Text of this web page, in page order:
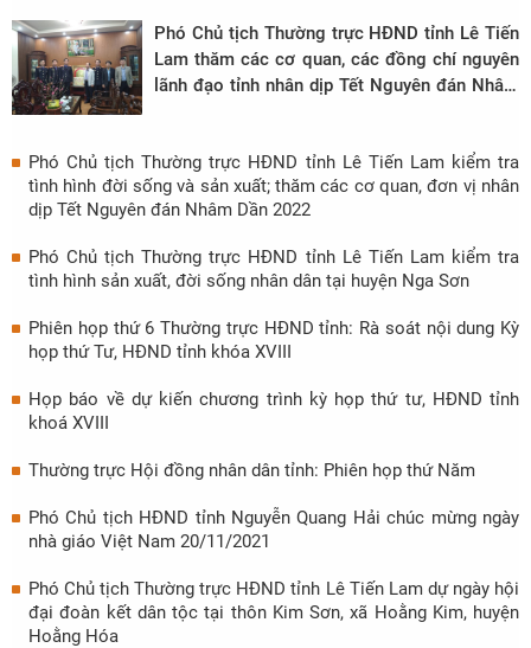
tỉnh và Bệnh viện Hợp Lực
Phó Chủ tịch Thường trực HĐND tỉnh Lê Tiến
Lam thăm các cơ quan, các đồng chí nguyên
lãnh đạo tỉnh nhân dịp Tết Nguyên đán Nhâm
Phó Chủ tịch Thường trực HĐND tỉnh Lê Tiến Lam kiểm tra
tình hình đời sống và sản xuất; thăm các cơ quan, đơn vị nhân
dịp Tết Nguyên đán Nhâm Dần 2022
Phó Chủ tịch Thường trực HĐND tỉnh Lê Tiến Lam kiểm tra
tình hình sản xuất, đời sống nhân dân tại huyện Nga Sơn
Phiên họp thứ 6 Thường trực HĐND tỉnh: Rà soát nội dung Kỳ
họp thứ Tư, HĐND tỉnh khóa XVIII
Họp báo về dự kiến chương trình kỳ họp thứ tư, HĐND tỉnh
khoá XVIII
Thường trực Hội đồng nhân dân tỉnh: Phiên họp thứ Năm
Phó Chủ tịch HĐND tỉnh Nguyễn Quang Hải chúc mừng ngày
nhà giáo Việt Nam 20/11/2021
Phó Chủ tịch Thường trực HĐND tỉnh Lê Tiến Lam dự ngày hội
đại đoàn kết dân tộc tại thôn Kim Sơn, xã Hoằng Kim, huyện
Hoằng Hóa